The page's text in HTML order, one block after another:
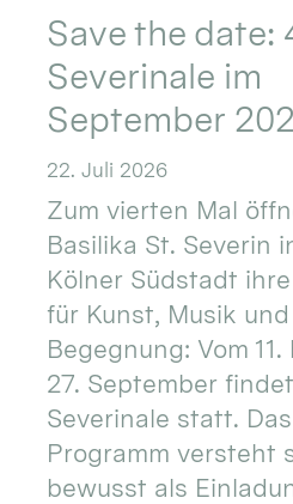
Save the date:
Severinale im
September
22. Juli 2026
Zum vierten Mal
Basilika St. Severin
Kölner Südstadt
für Kunst, Musik und
Begegnung: Vom 11.
27. September
Severinale statt. Das
Programm versteht
bewusst als